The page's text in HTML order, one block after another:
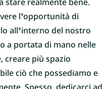
l’opportunità di
all’interno del nostro
a portata di mano nelle
più spazio
ciò che possediamo e